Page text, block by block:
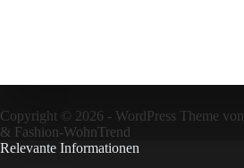
Copyright © 2026 - WordPress Theme von
& Fashion-WohnTrend
Relevante Informationen